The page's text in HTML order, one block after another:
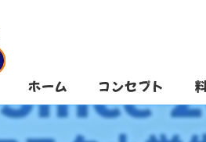
ホーム コンセプト